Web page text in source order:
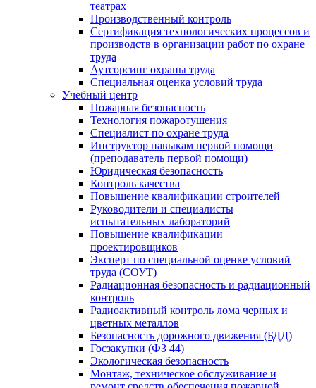
театрах
Производственный контроль
Сертификация технологических процессов и
производств в организации работ по охране
труда
Аутсорсинг охраны труда
Специальная оценка условий труда
Учебный центр
Пожарная безопасность
Технология пожаротушения
Специалист по охране труда
Инструктор навыкам первой помощи
(преподаватель первой помощи)
Юридическая безопасность
Контроль качества
Повышение квалификации строителей
Руководители и специалисты
испытательных лабораторий
Повышение квалификации
проектировщиков
Эксперт по специальной оценке условий
труда (СОУТ)
Радиационная безопасность и радиационный
контроль
Радиоактивный контроль лома черных и
цветных металлов
Безопасность дорожного движения (БДД)
Госзакупки (ФЗ 44)
Экологическая безопасность
Монтаж, техническое обслуживание и